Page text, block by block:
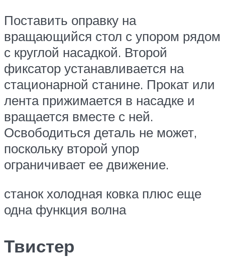
Поставить оправку на
вращающийся стол с упором рядом
с круглой насадкой. Второй
фиксатор устанавливается на
стационарной станине. Прокат или
лента прижимается в насадке и
вращается вместе с ней.
Освободиться деталь не может,
поскольку второй упор
ограничивает ее движение.
станок холодная ковка плюс еще
одна функция волна
Твистер